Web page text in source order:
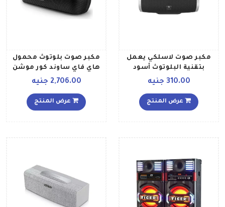
مكبر صوت لاسلكي يعمل
بتقنية البلوتوث أسود
310.00 جنيه
عرض المنتج
مكبر صوت بلوتوث محمول
هاي فاي ساوند كور موشن
أسود
2,706.00 جنيه
عرض المنتج